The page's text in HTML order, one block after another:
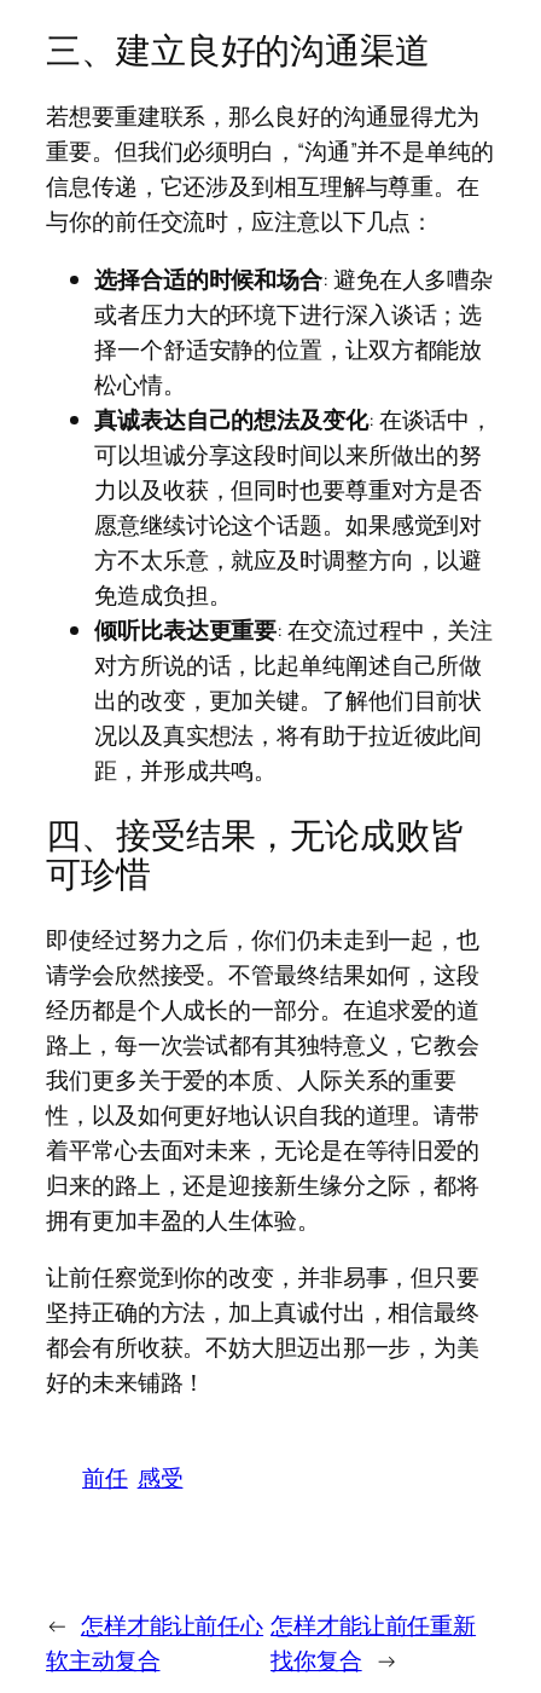
三、建立良好的沟通渠道
若想要重建联系，那么良好的沟通显得尤为
重要。但我们必须明白，“沟通”并不是单纯的
信息传递，它还涉及到相互理解与尊重。在
与你的前任交流时，应注意以下几点：
选择合适的时候和场合: 避免在人多嘈杂
或者压力大的环境下进行深入谈话；选
择一个舒适安静的位置，让双方都能放
松心情。
真诚表达自己的想法及变化: 在谈话中，
可以坦诚分享这段时间以来所做出的努
力以及收获，但同时也要尊重对方是否
愿意继续讨论这个话题。如果感觉到对
方不太乐意，就应及时调整方向，以避
免造成负担。
倾听比表达更重要: 在交流过程中，关注
对方所说的话，比起单纯阐述自己所做
出的改变，更加关键。了解他们目前状
况以及真实想法，将有助于拉近彼此间
距，并形成共鸣。
四、接受结果，无论成败皆
可珍惜
即使经过努力之后，你们仍未走到一起，也
请学会欣然接受。不管最终结果如何，这段
经历都是个人成长的一部分。在追求爱的道
路上，每一次尝试都有其独特意义，它教会
我们更多关于爱的本质、人际关系的重要
性，以及如何更好地认识自我的道理。请带
着平常心去面对未来，无论是在等待旧爱的
归来的路上，还是迎接新生缘分之际，都将
拥有更加丰盈的人生体验。
让前任察觉到你的改变，并非易事，但只要
坚持正确的方法，加上真诚付出，相信最终
都会有所收获。不妨大胆迈出那一步，为美
好的未来铺路！
前任 感受
← 怎样才能让前任心
软主动复合
怎样才能让前任重新
找你复合 →